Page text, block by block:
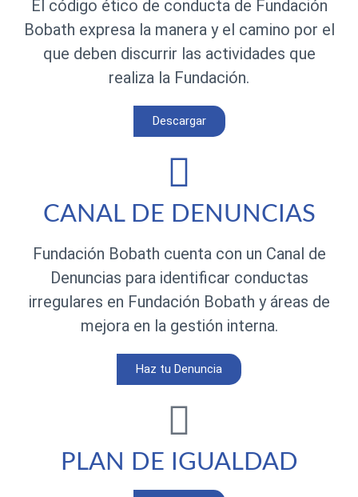
El código ético de conducta de Fundación
Bobath expresa la manera y el camino por el
que deben discurrir las actividades que
realiza la Fundación.
Descargar
CANAL DE DENUNCIAS
Fundación Bobath cuenta con un Canal de
Denuncias para identificar conductas
irregulares en Fundación Bobath y áreas de
mejora en la gestión interna.
Haz tu Denuncia
PLAN DE IGUALDAD